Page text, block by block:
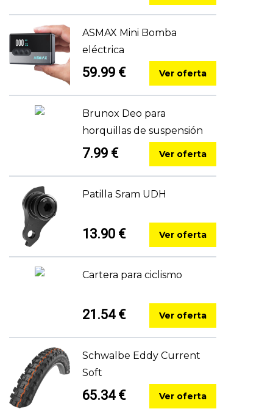
ASMAX Mini Bomba
eléctrica
59.99 € Ver oferta
Brunox Deo para
horquillas de suspensión
7.99 € Ver oferta
Patilla Sram UDH
13.90 € Ver oferta
Cartera para ciclismo
21.54 € Ver oferta
Schwalbe Eddy Current
Soft
65.34 € Ver oferta